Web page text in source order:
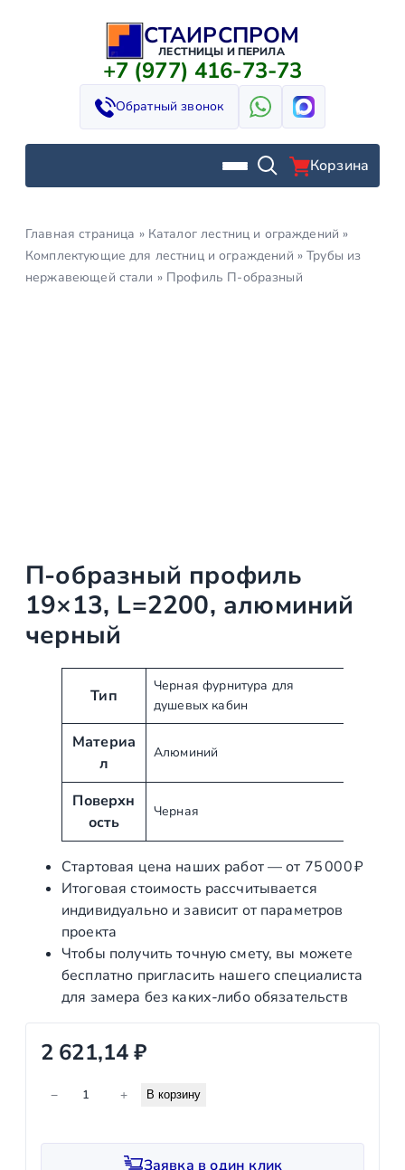
СТАИРСПРОМ
ЛЕСТНИЦЫ И ПЕРИЛА
+7 (977) 416-73-73
Обратный звонок
Корзина
Главная страница » Каталог лестниц и ограждений »
Комплектующие для лестниц и ограждений »Трубы из
нержавеющей стали » Профиль П-образный
П-образный профиль
19×13, L=2200, алюминий
черный
р
и
у
ы
З
а
ч
е
н
и
е
Тип
Черная фурнитура для
душевых кабин
Материа
л
Алюминий
Поверхн
ость
Черная
Стартовая цена наших работ — от 75 000 ₽
Итоговая стоимость рассчитывается
индивидуально и зависит от параметров
проекта
Чтобы получить точную смету, вы можете
бесплатно пригласить нашего специалиста
для замера без каких‑либо обязательств
2 621,14₽
− + В корзину
Заявка в один клик